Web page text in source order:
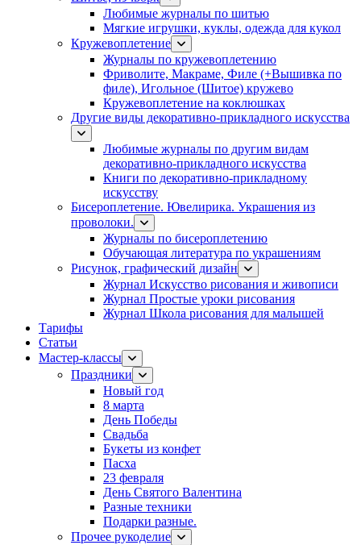
Любимые журналы по шитью
Мягкие игрушки, куклы, одежда для кукол
Кружевоплетение
Журналы по кружевоплетению
Фриволите, Макраме, Филе (+Вышивка по
филе), Игольное (Шитое) кружево
Кружевоплетение на коклюшках
Другие виды декоративно-прикладного искусства
Любимые журналы по другим видам
декоративно-прикладного искусства
Книги по декоративно-прикладному
искусству
Бисероплетение. Ювелирика. Украшения из
проволоки.
Журналы по бисероплетению
Обучающая литература по украшениям
Рисунок, графический дизайн
Журнал Искусство рисования и живописи
Журнал Простые уроки рисования
Журнал Школа рисования для малышей
Тарифы
Статьи
Мастер-классы
Праздники
Новый год
8 марта
День Победы
Свадьба
Букеты из конфет
Пасха
23 февраля
День Святого Валентина
Разные техники
Подарки разные.
Прочее рукоделие